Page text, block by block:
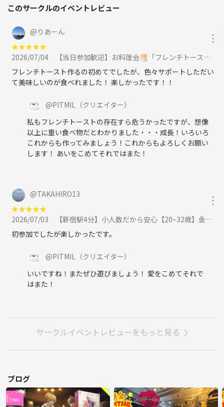
このサークルのイベントレビュー
@ りあーん
★★★★★
2026/07/04
【当日参加歓迎】お料理会🥞「フレンチトーストを作ろう🍽️」大塚駅徒歩1分おしゃれなお部屋『初参加大歓迎』に参加
フレンチトースト作るの初めてでしたが、色々サポートしただい
て美味しいのが食べれました！ 楽しかったです！！
@PITMIL （クリエイター）
私もフレンチトーストの存在すら危うかったですが、想像
以上に重い食べ物だとわかりました・・・成長！いろいろ
これからも作ってみましょう！これからもよろしくお願い
します！ あいをこめてそれではまた！
@TAKAHIRO13
★★★★★
2026/07/03
【新宿駅4分】小人数だから安心【20~32歳】金曜日にお話ししよう。かんたんボドゲ飲み会（ノンアルOK）に参加
初参加でしたが楽しかったです。
@PITMIL （クリエイター）
いいですね！またぜひ遊びましょう！ 愛をこめてそれで
はまた！
サークルイベントレビューをもっと見る
ブログ